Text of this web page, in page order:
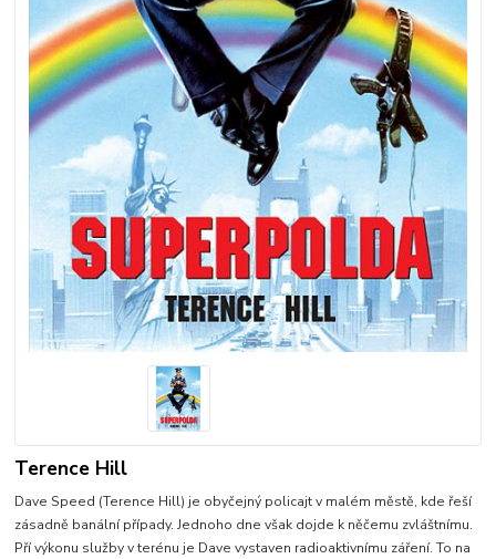
Terence Hill
Dave Speed (Terence Hill) je obyčejný policajt v malém městě, kde řeší
zásadně banální případy. Jednoho dne však dojde k něčemu zvláštnímu.
Pří výkonu služby v terénu je Dave vystaven radioaktivnímu záření. To na